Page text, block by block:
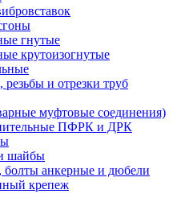
гнутые
крутоизогнутые
и отрезки труб
муфтовые соединения)
ПФРК и ДРК
шайбы
анкерные и дюбели
крепеж